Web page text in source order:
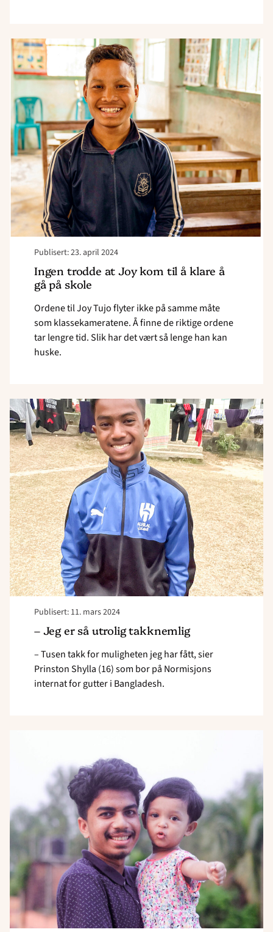
Publisert: 23. april 2024
Ingen trodde at Joy kom til å klare å
gå på skole
Ordene til Joy Tujo flyter ikke på samme måte
som klassekameratene. Å finne de riktige ordene
tar lengre tid. Slik har det vært så lenge han kan
huske.
Read
article
"Nå
har
Joy
(15)
fullført
5.klasse"
Publisert: 11. mars 2024
– Jeg er så utrolig takknemlig
– Tusen takk for muligheten jeg har fått, sier
Prinston Shylla (16) som bor på Normisjons
internat for gutter i Bangladesh.
Read
article
"–
Jeg
er
så
utrolig
takknemlig"
"
<strong>Gav
aldri
opp</strong>
<strong>drømmen</strong>"